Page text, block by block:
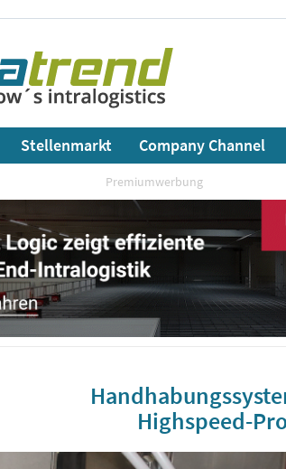
Stellenmarkt Company Channel
Premiumwerbung
Highspeed-